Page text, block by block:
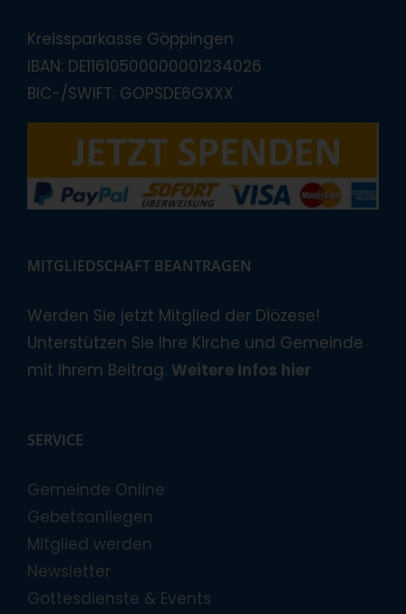
Kreissparkasse Göppingen
IBAN: DE11610500000001234026
BIC-/SWIFT: GOPSDE6GXXX
MITGLIEDSCHAFT BEANTRAGEN
Werden Sie jetzt Mitglied der Diözese!
Unterstützen Sie Ihre Kirche und Gemeinde
mit Ihrem Beitrag. Weitere Infos hier
SERVICE
Gemeinde Online
Gebetsanliegen
Mitglied werden
Newsletter
Gottesdienste & Events